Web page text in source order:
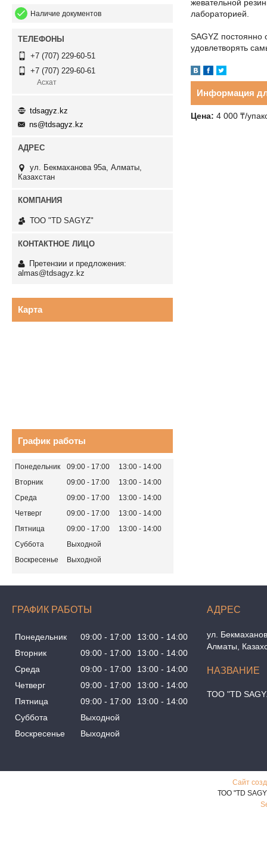
жевательной
лабораторией.
SAGYZ постоянно
удовлетворять
Информация
Цена: 4 000 ₸/
Наличие документов
+7 (707) 229-60-51
+7 (707) 229-60-61
Асхат
tdsagyz.kz
ns@tdsagyz.kz
ул. Бекмаханова 95а, Алматы,
Казахстан
ТОО "TD SAGYZ"
Претензии и предложения:
almas@tdsagyz.kz
Карта
График работы
Понедельник 09:00 17:00 13:00
14:00
Вторник
09:00 17:00 13:00
14:00
Среда
09:00 17:00 13:00
14:00
Четверг
09:00 17:00 13:00
14:00
Пятница
09:00 17:00 13:00
14:00
Суббота
Выходной
Воскресенье
Выходной
ГРАФИК РАБОТЫ
Понедельник 09:00 17:00 13:00
14:00
Вторник
09:00 17:00 13:00
14:00
Среда
09:00 17:00 13:00
14:00
Четверг
09:00 17:00 13:00
14:00
Пятница
09:00 17:00 13:00
14:00
Суббота
Выходной
Воскресенье
Выходной
ул.
Алматы,
ТОО "TD
Сайт
ТОО "TD